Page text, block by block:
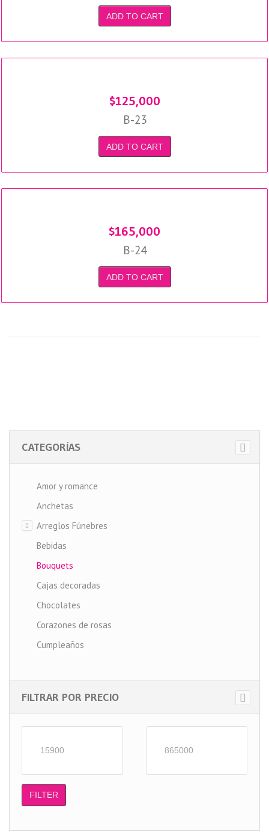
ADD TO CART
$125,000
B-23
ADD TO CART
$165,000
B-24
ADD TO CART
CATEGORÍAS
Amor y romance
Anchetas
Arreglos Fúnebres
Bebidas
Bouquets
Cajas decoradas
Chocolates
Corazones de rosas
Cumpleaños
Detalles para ellos
Dia de la madre
Fechas especiales
No disponible
Noches romanticas
FILTRAR POR PRECIO
FILTER